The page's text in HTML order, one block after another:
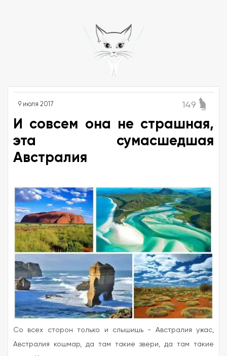
9 июля 2017 149
И совсем она не страшная,
эта сумасшедшая
Австралия
Со всех сторон только и слышишь - Австралия ужас,
Австралия кошмар, да там такие звери, да там такие